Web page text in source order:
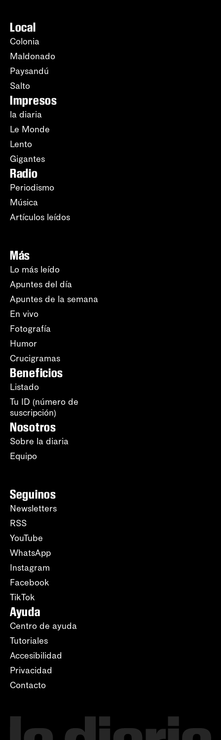
Local
Colonia
Maldonado
Paysandú
Salto
Impresos
la diaria
Le Monde
Lento
Gigantes
Radio
Periodismo
Música
Artículos leídos
Más
Lo más leído
Apuntes del día
Apuntes de la semana
En vivo
Fotografía
Humor
Crucigramas
Beneficios
Listado
Tu ID (número de
suscripción)
Nosotros
Sobre la diaria
Equipo
Seguinos
Newsletters
RSS
YouTube
WhatsApp
Instagram
Facebook
TikTok
Ayuda
Centro de ayuda
Tutoriales
Accesibilidad
Privacidad
Contacto